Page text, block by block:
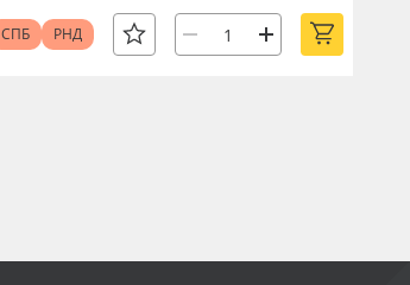
СПБ РНД